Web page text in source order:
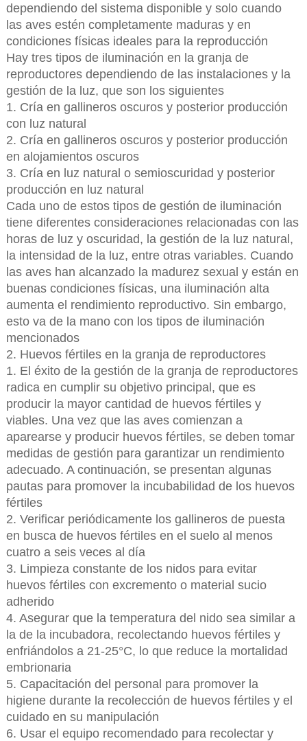
dependiendo del sistema disponible y solo cuando
las aves estén completamente maduras y en
condiciones físicas ideales para la reproducción
Hay tres tipos de iluminación en la granja de
reproductores dependiendo de las instalaciones y la
gestión de la luz, que son los siguientes
1. Cría en gallineros oscuros y posterior producción
con luz natural
2. Cría en gallineros oscuros y posterior producción
en alojamientos oscuros
3. Cría en luz natural o semioscuridad y posterior
producción en luz natural
Cada uno de estos tipos de gestión de iluminación
tiene diferentes consideraciones relacionadas con las
horas de luz y oscuridad, la gestión de la luz natural,
la intensidad de la luz, entre otras variables. Cuando
las aves han alcanzado la madurez sexual y están en
buenas condiciones físicas, una iluminación alta
aumenta el rendimiento reproductivo. Sin embargo,
esto va de la mano con los tipos de iluminación
mencionados
2. Huevos fértiles en la granja de reproductores
1. El éxito de la gestión de la granja de reproductores
radica en cumplir su objetivo principal, que es
producir la mayor cantidad de huevos fértiles y
viables. Una vez que las aves comienzan a
aparearse y producir huevos fértiles, se deben tomar
medidas de gestión para garantizar un rendimiento
adecuado. A continuación, se presentan algunas
pautas para promover la incubabilidad de los huevos
fértiles
2. Verificar periódicamente los gallineros de puesta
en busca de huevos fértiles en el suelo al menos
cuatro a seis veces al día
3. Limpieza constante de los nidos para evitar
huevos fértiles con excremento o material sucio
adherido
4. Asegurar que la temperatura del nido sea similar a
la de la incubadora, recolectando huevos fértiles y
enfriándolos a 21-25°C, lo que reduce la mortalidad
embrionaria
5. Capacitación del personal para promover la
higiene durante la recolección de huevos fértiles y el
cuidado en su manipulación
6. Usar el equipo recomendado para recolectar y